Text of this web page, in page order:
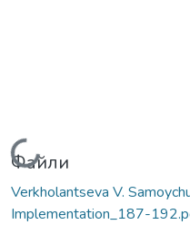
Вантажиться...
Файли
Verkholantseva V.
Implementation_187-